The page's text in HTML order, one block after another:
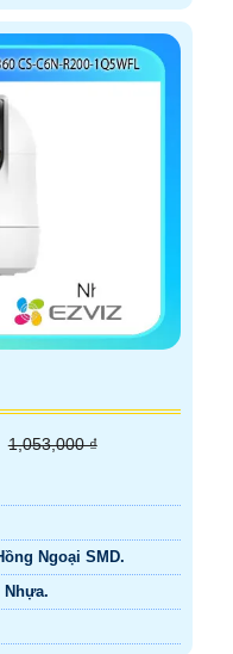
1,053,000 ₫
Ngoại SMD.
Nhựa.